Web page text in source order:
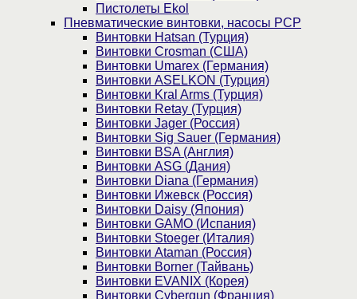
Пистолеты Ekol
Пневматические винтовки, насосы PCP
Винтовки Hatsan (Турция)
Винтовки Crosman (США)
Винтовки Umarex (Германия)
Винтовки ASELKON (Турция)
Винтовки Kral Arms (Турция)
Винтовки Retay (Турция)
Винтовки Jager (Россия)
Винтовки Sig Sauer (Германия)
Винтовки BSA (Англия)
Винтовки ASG (Дания)
Винтовки Diana (Германия)
Винтовки Ижевск (Россия)
Винтовки Daisy (Япония)
Винтовки GAMO (Испания)
Винтовки Stoeger (Италия)
Винтовки Ataman (Россия)
Винтовки Borner (Тайвань)
Винтовки EVANIX (Корея)
Винтовки Cybergun (Франция)